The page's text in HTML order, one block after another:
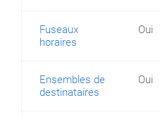
Fuseaux
horaires
Oui
Ensembles de
destinataires
Oui